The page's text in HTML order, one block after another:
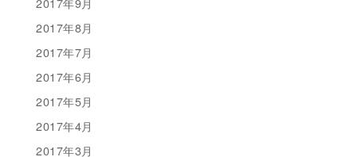
2017年8月
2017年7月
2017年6月
2017年5月
2017年4月
2017年3月